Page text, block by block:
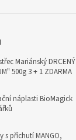
Mariánský DRCENÝ
500g 3 + 1 ZDARMA
náplasti BioMagick
s příchutí MANGO,